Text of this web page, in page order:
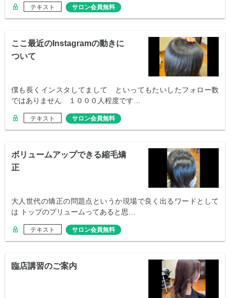
テキスト サロン会員無料
ここ最近のInstagramの動きに
ついて
僕も長くインスタしてまして といってもたいしたフォロー数
ではありません １０００人程度です…
テキスト サロン会員無料
ボリュームアップできる縮毛矯
正
大人世代の矯正の問題点というか現場で良く出るワードとして
は トップのプリュームってあると思…
テキスト サロン会員無料
臨店講習のご案内